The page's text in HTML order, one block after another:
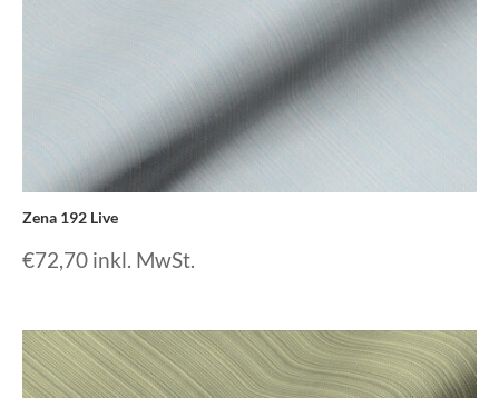
Zena 192 Live
€72,70 inkl. MwSt.